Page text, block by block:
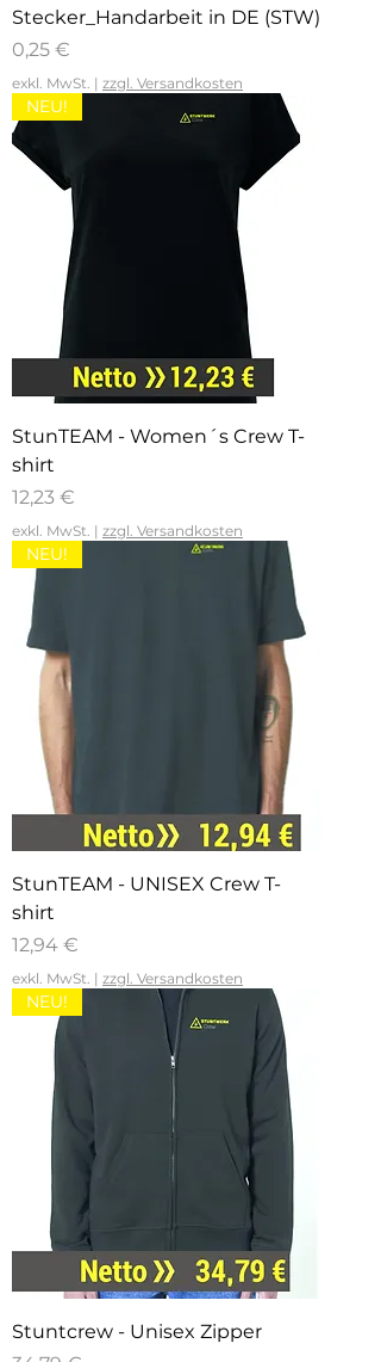
Stecker_Handarbeit in DE (STW)
Preis
0,25 €
exkl. MwSt. | zzgl. Versandkosten
NEU!
StunTEAM - Women´s Crew T-
shirt
Preis
12,23 €
exkl. MwSt. | zzgl. Versandkosten
NEU!
StunTEAM - UNISEX Crew T-
shirt
Preis
12,94 €
exkl. MwSt. | zzgl. Versandkosten
NEU!
Stuntcrew - Unisex Zipper